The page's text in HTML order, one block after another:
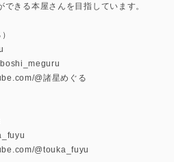
きる本屋さんを目指しています。
@諸星めぐる
@touka_fuyu